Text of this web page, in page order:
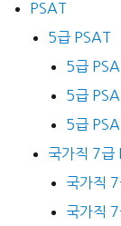
PSAT
5급 PSAT
5급
5급
5급
국가직 7급
국가직
국가직